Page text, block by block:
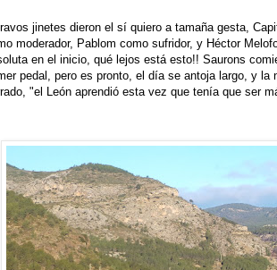
jinetes dieron el sí quiero a tamaña gesta,
moderador, Pablom como sufridor, y Héctor
en el inicio, qué lejos está esto!! Saurons
pedal, pero es pronto, el día se antoja largo, y
"el León aprendió esta vez que tenía que ser